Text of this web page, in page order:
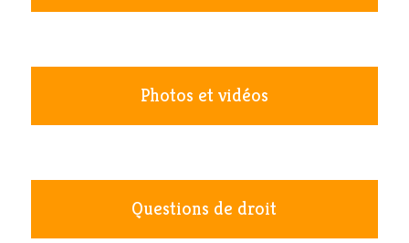
Photos et vidéos
Questions de droit